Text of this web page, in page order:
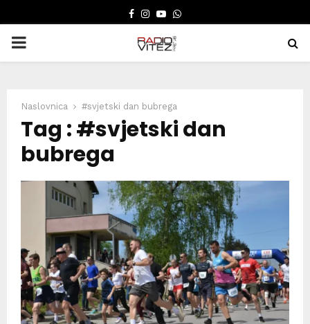
FACEBOOK
INSTAGRAM
YOUTUBE
WHATSAPP
PRIMARY
Naslovnica #svjetski dan bubrega
Tag : #svjetski dan
bubrega